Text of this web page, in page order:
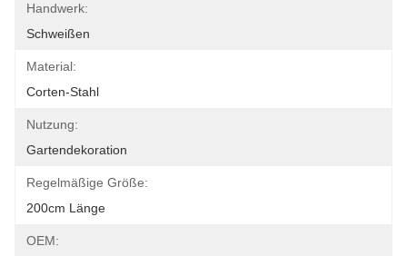
Handwerk:
Schweißen
Material:
Corten-Stahl
Nutzung:
Gartendekoration
Regelmäßige Größe:
200cm Länge
OEM: